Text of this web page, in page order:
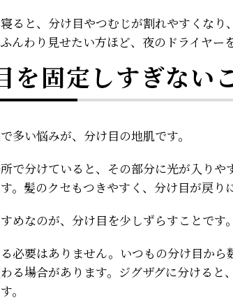
ると、分け目やつむじが割れやすくなり
んわり見せたい方ほど、夜のドライヤー
を固定しすぎない
多い悩みが、分け目の地肌です。
で分けていると、その部分に光が入りや
。髪のクセもつきやすく、分け目が戻り
めなのが、分け目を少しずらすことです。
必要はありません。いつもの分け目か
る場合があります。ジグザグに分けると
。